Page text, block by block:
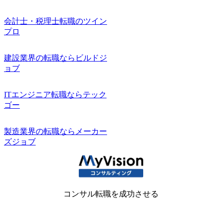
会計士・税理士転職のツイン
プロ
建設業界の転職ならビルドジ
ョブ
ITエンジニア転職ならテック
ゴー
製造業界の転職ならメーカー
ズジョブ
コンサル転職を成功させる